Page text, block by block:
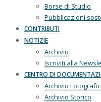
Borse di Studio
Pubblicazioni
CONTRIBUTI
NOTIZIE
Archivio
Iscriviti alla
CENTRO DI
Archivio
Archivio Storico